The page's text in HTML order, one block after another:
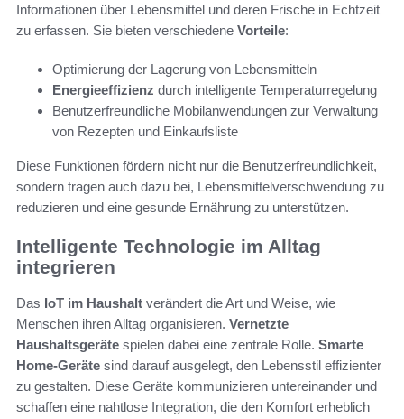
Informationen über Lebensmittel und deren Frische in Echtzeit
zu erfassen. Sie bieten verschiedene Vorteile:
Optimierung der Lagerung von Lebensmitteln
Energieeffizienz durch intelligente Temperaturregelung
Benutzerfreundliche Mobilanwendungen zur Verwaltung
von Rezepten und Einkaufsliste
Diese Funktionen fördern nicht nur die Benutzerfreundlichkeit,
sondern tragen auch dazu bei, Lebensmittelverschwendung zu
reduzieren und eine gesunde Ernährung zu unterstützen.
Intelligente Technologie im Alltag
integrieren
Das IoT im Haushalt verändert die Art und Weise, wie
Menschen ihren Alltag organisieren. Vernetzte
Haushaltsgeräte spielen dabei eine zentrale Rolle. Smarte
Home-Geräte sind darauf ausgelegt, den Lebensstil effizienter
zu gestalten. Diese Geräte kommunizieren untereinander und
schaffen eine nahtlose Integration, die den Komfort erheblich